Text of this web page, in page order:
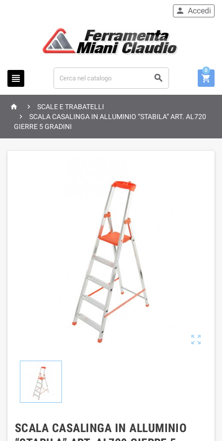
 
 Accedi

0
 
SCALE E TRABATELLI

SCALA CASALINGA IN ALLUMINIO “STABILA” ART. AL720
GIERRE 5 GRADINI

SCALA CASALINGA IN ALLUMINIO